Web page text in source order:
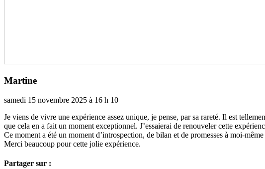
Martine
samedi 15 novembre 2025 à 16 h 10
Je viens de vivre une expé­­rience assez unique, je pense, par sa rareté. Il est
que cela en a fait un moment excep­­tion­­nel. J’essaie­­rai de renou­­ve­­ler cette
Ce moment a été un moment d’intros­­pec­­tion, de bilan et de pro­­mes­­ses à moi-
Merci beau­­coup pour cette jolie expé­­rience.
Partager sur :